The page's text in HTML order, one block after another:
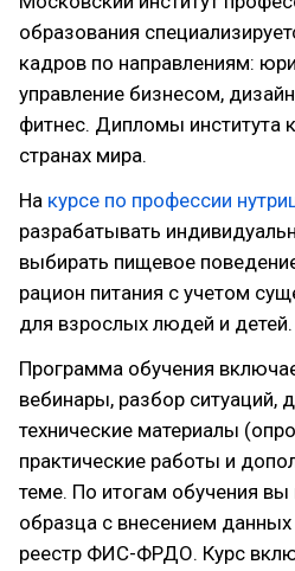
образования
кадров по направлениям:
управление бизнесом,
фитнес. Дипломы института
странах мира.
На курсе по профессии
разрабатывать
выбирать пищевое
рацион питания с учетом
для взрослых людей и детей.
Программа обучения
вебинары, разбор ситуаций,
технические материалы
практические работы и
теме. По итогам обучения вы
образца с внесением
реестр ФИС-ФРДО. Курс